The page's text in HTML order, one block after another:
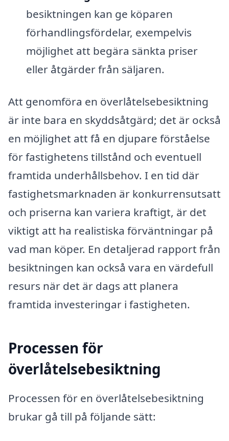
besiktningen kan ge köparen
förhandlingsfördelar, exempelvis
möjlighet att begära sänkta priser
eller åtgärder från säljaren.
Att genomföra en överlåtelsebesiktning
är inte bara en skyddsåtgärd; det är också
en möjlighet att få en djupare förståelse
för fastighetens tillstånd och eventuell
framtida underhållsbehov. I en tid där
fastighetsmarknaden är konkurrensutsatt
och priserna kan variera kraftigt, är det
viktigt att ha realistiska förväntningar på
vad man köper. En detaljerad rapport från
besiktningen kan också vara en värdefull
resurs när det är dags att planera
framtida investeringar i fastigheten.
Processen för
överlåtelsebesiktning
Processen för en överlåtelsebesiktning
brukar gå till på följande sätt: